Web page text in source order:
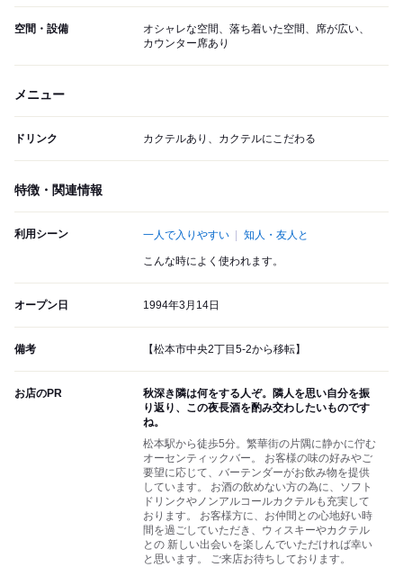
空間・設備
オシャレな空間、落ち着いた空間、席が広い、
カウンター席あり
メニュー
ドリンク カクテルあり、カクテルにこだわる
特徴・関連情報
利用シーン 一人で入りやすい 知人・友人と
こんな時によく使われます。
オープン日 1994年3月14日
備考 【松本市中央2丁目5-2から移転】
お店のPR
秋深き隣は何をする人ぞ。隣人を思い自分を振
り返り、この夜長酒を酌み交わしたいものです
ね。
松本駅から徒歩5分。繁華街の片隅に静かに佇む
オーセンティックバー。 お客様の味の好みやご
要望に応じて、バーテンダーがお飲み物を提供
しています。 お酒の飲めない方の為に、ソフト
ドリンクやノンアルコールカクテルも充実して
おります。 お客様方に、お仲間との心地好い時
間を過ごしていただき、ウィスキーやカクテル
との 新しい出会いを楽しんでいただければ幸い
と思います。 ご来店お待ちしております。